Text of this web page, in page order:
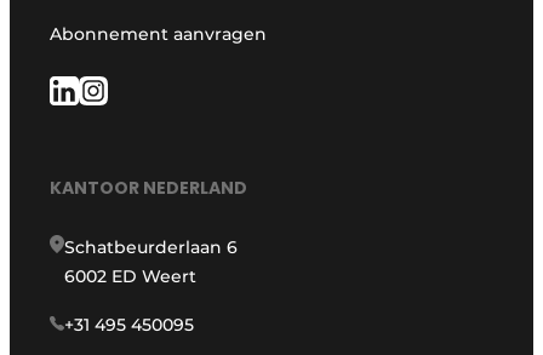
Abonnement aanvragen
KANTOOR NEDERLAND
Schatbeurderlaan 6
6002 ED Weert
+31 495 450095